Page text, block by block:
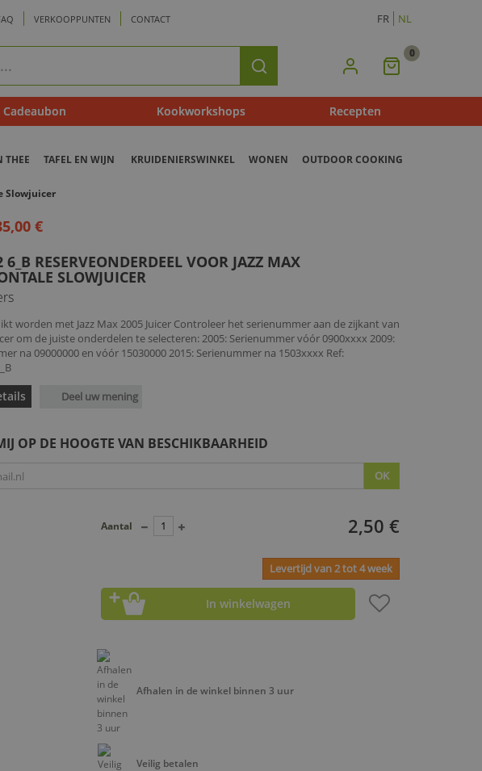
VERKOOPPUNTEN CONTACT FR NL
Zoeken Mijn
0
Cadeaubon Kookworkshops Recepten
THEE TAFEL EN WIJN KRUIDENIERSWINKEL WONEN OUTDOOR COOKING
Slowjuicer
€
6_B RESERVEONDERDEEL VOOR JAZZ MAX
SLOWJUICER
worden met Jazz Max 2005 Juicer Controleer het serienummer aan de zijkant van
om de juiste onderdelen te selecteren: 2005: Serienummer vóór 0900xxxx 2009:
na 09000000 en vóór 15030000 2015: Serienummer na 1503xxxx Ref:
Deel uw mening
OP DE HOOGTE VAN BESCHIKBAARHEID
OK
2,50 €
Aantal
Levertijd van 2 tot 4 week
In winkelwagen
Afhalen in de winkel binnen 3 uur
Veilig betalen